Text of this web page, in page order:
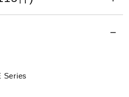
）22.5～28.0cm